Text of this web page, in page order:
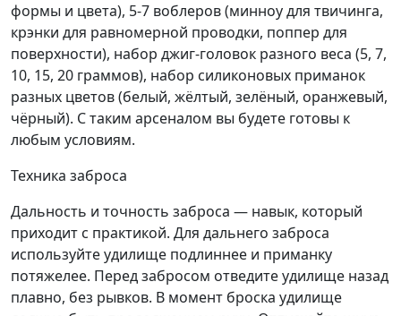
формы и цвета), 5-7 воблеров (минноу для твичинга,
крэнки для равномерной проводки, поппер для
поверхности), набор джиг-головок разного веса (5, 7,
10, 15, 20 граммов), набор силиконовых приманок
разных цветов (белый, жёлтый, зелёный, оранжевый,
чёрный). С таким арсеналом вы будете готовы к
любым условиям.
Техника заброса
Дальность и точность заброса — навык, который
приходит с практикой. Для дальнего заброса
используйте удилище подлиннее и приманку
потяжелее. Перед забросом отведите удилище назад
плавно, без рывков. В момент броска удилище